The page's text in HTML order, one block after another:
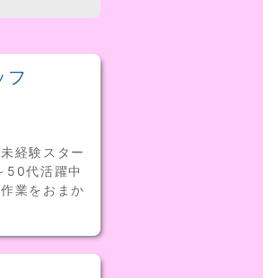
フ
経験スター
50代活躍中
業をおまか